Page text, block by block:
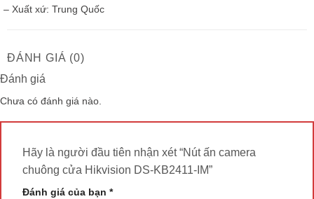
– Xuất xứ: Trung Quốc
ĐÁNH GIÁ (0)
Đánh giá
Chưa có đánh giá nào.
Hãy là người đầu tiên nhận xét “Nút ấn camera
chuông cửa Hikvision DS-KB2411-IM”
Đánh giá của bạn *